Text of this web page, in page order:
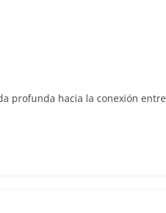
profunda hacia la conexión entre